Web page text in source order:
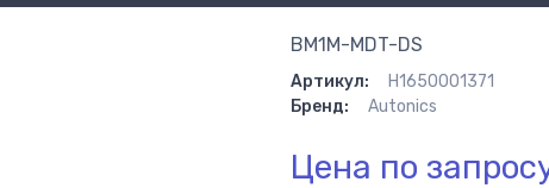
BM1M-MDT-DS
Артикул:
H1650001371
Бренд:
Autonics
Цена по